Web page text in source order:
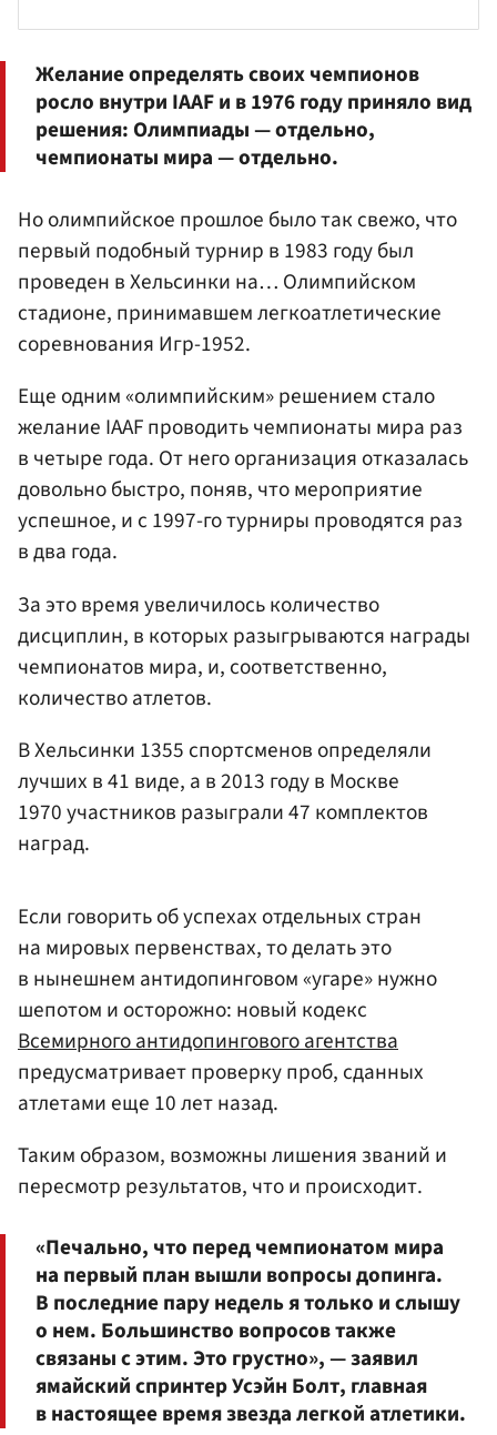
Желание определять своих чемпионов
росло внутри IAAF и в 1976 году приняло вид
решения: Олимпиады — отдельно,
чемпионаты мира — отдельно.
Но олимпийское прошлое было так свежо, что
первый подобный турнир в 1983 году был
проведен в Хельсинки на… Олимпийском
стадионе, принимавшем легкоатлетические
соревнования Игр-1952.
Еще одним «олимпийским» решением стало
желание IAAF проводить чемпионаты мира раз
в четыре года. От него организация отказалась
довольно быстро, поняв, что мероприятие
успешное, и с 1997-го турниры проводятся раз
в два года.
За это время увеличилось количество
дисциплин, в которых разыгрываются награды
чемпионатов мира, и, соответственно,
количество атлетов.
В Хельсинки 1355 спортсменов определяли
лучших в 41 виде, а в 2013 году в Москве
1970 участников разыграли 47 комплектов
наград.
Если говорить об успехах отдельных стран
на мировых первенствах, то делать это
в нынешнем антидопинговом «угаре» нужно
шепотом и осторожно: новый кодекс
Всемирного антидопингового агентства
предусматривает проверку проб, сданных
атлетами еще 10 лет назад.
Таким образом, возможны лишения званий и
пересмотр результатов, что и происходит.
«Печально, что перед чемпионатом мира
на первый план вышли вопросы допинга.
В последние пару недель я только и слышу
о нем. Большинство вопросов также
связаны с этим. Это грустно», — заявил
ямайский спринтер Усэйн Болт, главная
в настоящее время звезда легкой атлетики.